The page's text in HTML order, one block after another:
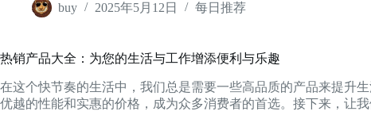
buy 2025年5月12日 每日推荐
热销产品大全：为您的生活与工作增添便利与乐趣
在这个快节奏的生活中，我们总是需要一些高品质的产品来提升
优越的性能和实惠的价格，成为众多消费者的首选。接下来，让